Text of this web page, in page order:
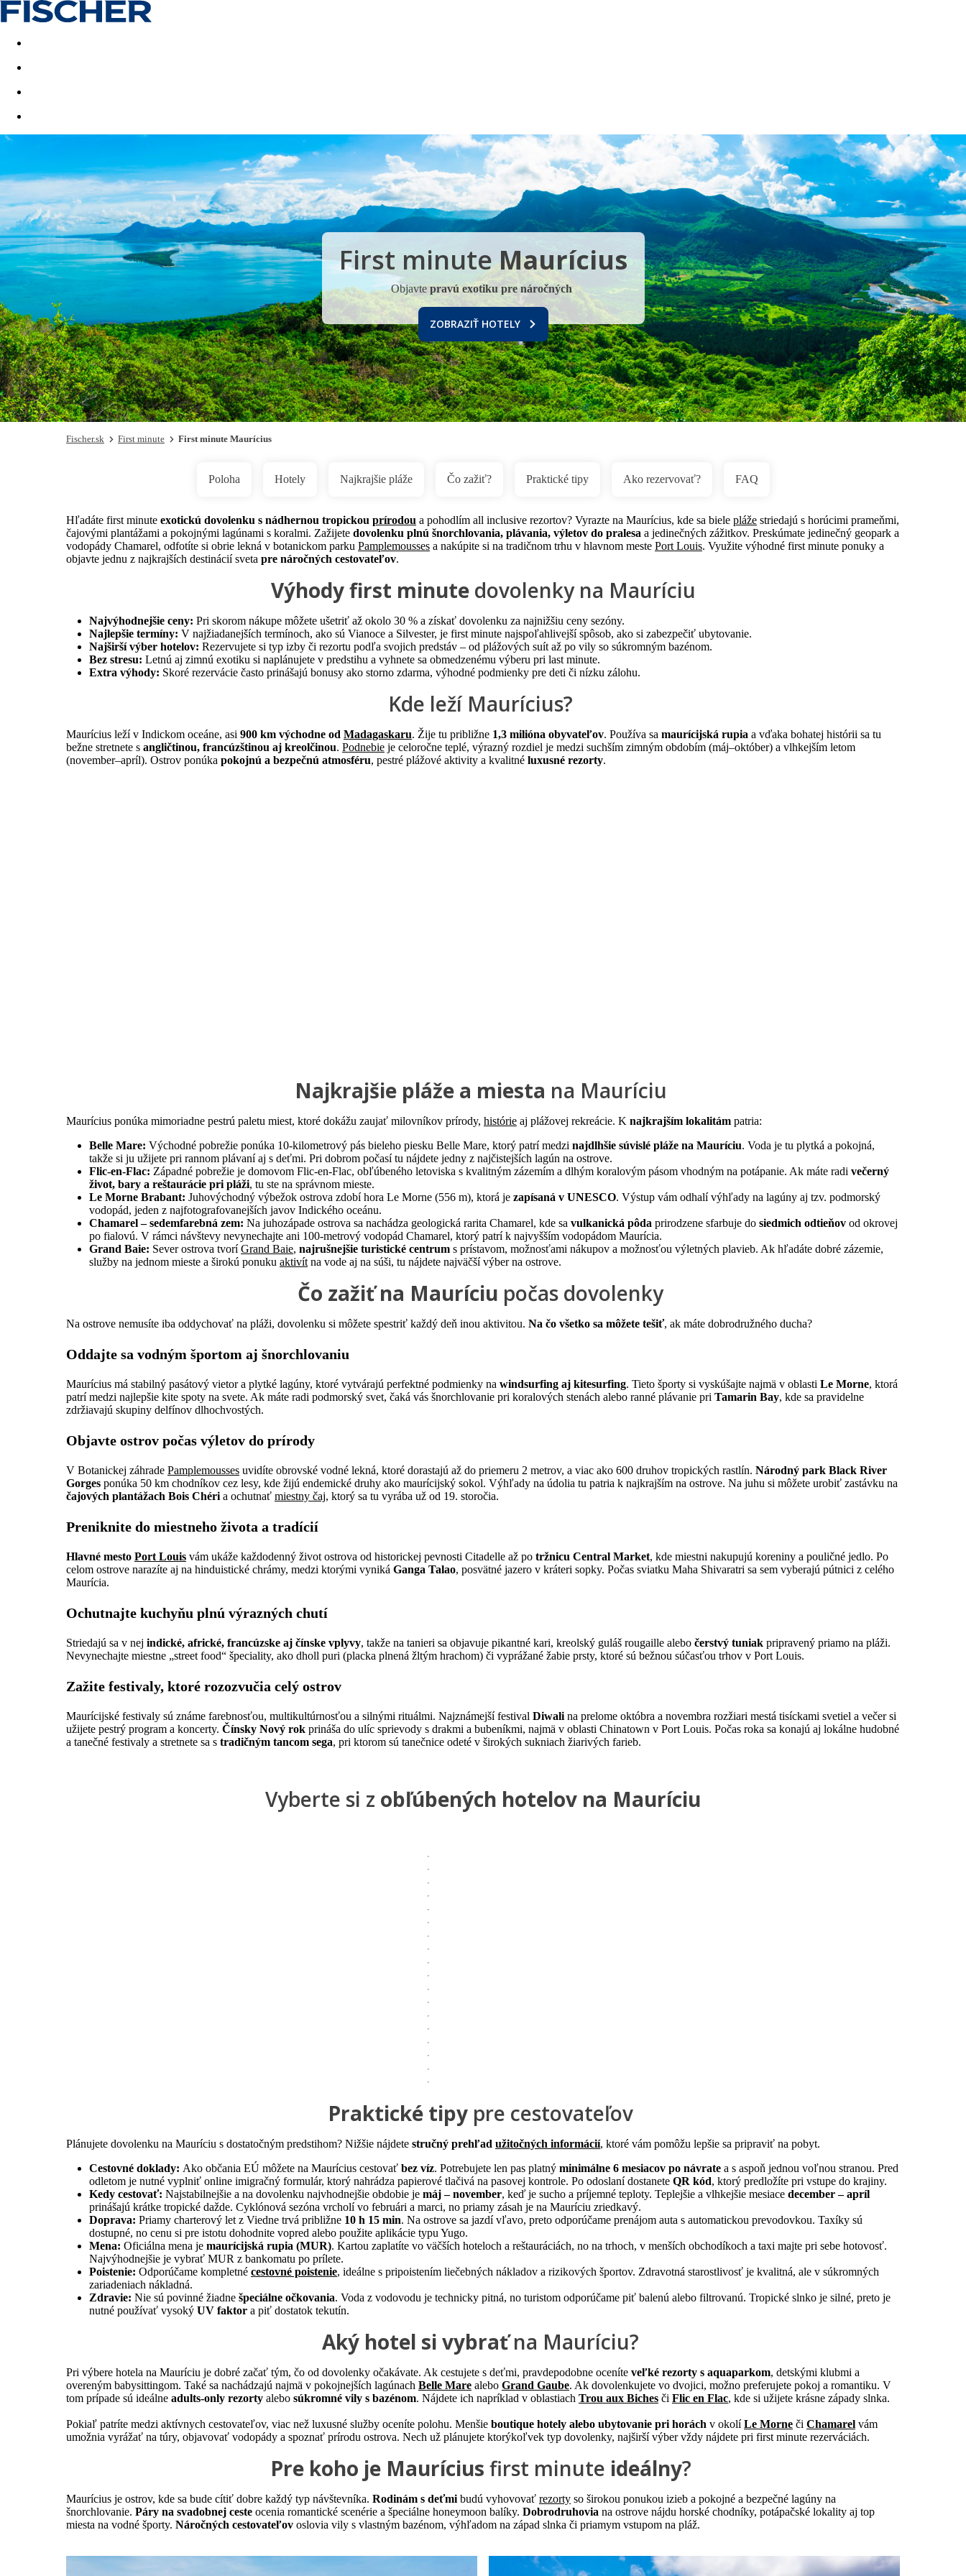
Last minute Dovolenkové kluby
First minuteMaurícius
Objavtepravú exotiku pre náročných
ZOBRAZIŤ HOTELY
Fischer.sk First minute First minute Maurícius
Poloha Hotely Najkrajšie pláže Čo zažiť? Praktické tipy Ako rezervovať? FAQ
Hľadáte first minute exotickú dovolenku s nádhernou tropickou prírodou a pohodlím all inclusive rezortov? Vyrazte na Maurícius, kde sa biele pláže striedajú s horúcimi prameňmi,
čajovými plantážami a pokojnými lagúnami s koralmi. Zažijete dovolenku plnú šnorchlovania, plávania, výletov do pralesa a jedinečných zážitkov. Preskúmate jedinečný geopark a
vodopády Chamarel, odfotíte si obrie lekná v botanickom parku Pamplemousses a nakúpite si na tradičnom trhu v hlavnom meste Port Louis. Využite výhodné first minute ponuky a
objavte jednu z najkrajších destinácií sveta pre náročných cestovateľov.
Výhody first minutedovolenky na Mauríciu
Najvýhodnejšie ceny: Pri skorom nákupe môžete ušetriť až okolo 30 % a získať dovolenku za najnižšiu ceny sezóny.
Najlepšie termíny: V najžiadanejších termínoch, ako sú Vianoce a Silvester, je first minute najspoľahlivejší spôsob, ako si zabezpečiť ubytovanie.
Najširší výber hotelov: Rezervujete si typ izby či rezortu podľa svojich predstáv – od plážových suít až po vily so súkromným bazénom.
Bez stresu: Letnú aj zimnú exotiku si naplánujete v predstihu a vyhnete sa obmedzenému výberu pri last minute.
Extra výhody: Skoré rezervácie často prinášajú bonusy ako storno zdarma, výhodné podmienky pre deti či nízku zálohu.
Kde leží Maurícius?
Maurícius leží v Indickom oceáne, asi 900 km východne od Madagaskaru. Žije tu približne 1,3 milióna obyvateľov. Používa sa maurícijská rupia a vďaka bohatej histórii sa tu
bežne stretnete s angličtinou, francúzštinou aj kreolčinou. Podnebie je celoročne teplé, výrazný rozdiel je medzi suchším zimným obdobím (máj–október) a vlhkejším letom
(november–apríl). Ostrov ponúka pokojnú a bezpečnú atmosféru, pestré plážové aktivity a kvalitné luxusné rezorty.
Najkrajšie pláže a miesta na Mauríciu
Maurícius ponúka mimoriadne pestrú paletu miest, ktoré dokážu zaujať milovníkov prírody, histórie aj plážovej rekreácie. K najkrajším lokalitám patria:
Belle Mare: Východné pobrežie ponúka 10-kilometrový pás bieleho piesku Belle Mare, ktorý patrí medzi najdlhšie súvislé pláže na Mauríciu. Voda je tu plytká a pokojná,
takže si ju užijete pri rannom plávaní aj s deťmi. Pri dobrom počasí tu nájdete jedny z najčistejších lagún na ostrove.
Flic-en-Flac: Západné pobrežie je domovom Flic-en-Flac, obľúbeného letoviska s kvalitným zázemím a dlhým koralovým pásom vhodným na potápanie. Ak máte radi večerný
život, bary a reštaurácie pri pláži, tu ste na správnom mieste.
Le Morne Brabant: Juhovýchodný výbežok ostrova zdobí hora Le Morne (556 m), ktorá je zapísaná v UNESCO. Výstup vám odhalí výhľady na lagúny aj tzv. podmorský
vodopád, jeden z najfotografovanejších javov Indického oceánu.
Chamarel – sedemfarebná zem: Na juhozápade ostrova sa nachádza geologická rarita Chamarel, kde sa vulkanická pôda prirodzene sfarbuje do siedmich odtieňov od okrovej
po fialovú. V rámci návštevy nevynechajte ani 100-metrový vodopád Chamarel, ktorý patrí k najvyšším vodopádom Maurícia.
Grand Baie: Sever ostrova tvoríGrand Baie, najrušnejšie turistické centrum s prístavom, možnosťami nákupov a možnosťou výletných plavieb. Ak hľadáte dobré zázemie,
služby na jednom mieste a širokú ponuku aktivít na vode aj na súši, tu nájdete najväčší výber na ostrove.
Čo zažiť na Mauríciu počas dovolenky
Na ostrove nemusíte iba oddychovať na pláži, dovolenku si môžete spestriť každý deň inou aktivitou. Na čo všetko sa môžete tešiť, ak máte dobrodružného ducha?
Oddajte sa vodným športom aj šnorchlovaniu
Maurícius má stabilný pasátový vietor a plytké lagúny, ktoré vytvárajú perfektné podmienky na windsurfing aj kitesurfing. Tieto športy si vyskúšajte najmä v oblasti Le Morne, ktorá
patrí medzi najlepšie kite spoty na svete. Ak máte radi podmorský svet, čaká vás šnorchlovanie pri koralových stenách alebo ranné plávanie pri Tamarin Bay, kde sa pravidelne
zdržiavajú skupiny delfínov dlhochvostých.
Objavte ostrov počas výletov do prírody
V Botanickej záhrade Pamplemousses uvidíte obrovské vodné lekná, ktoré dorastajú až do priemeru 2 metrov, a viac ako 600 druhov tropických rastlín. Národný park Black River
Gorges ponúka 50 km chodníkov cez lesy, kde žijú endemické druhy ako maurícijský sokol. Výhľady na údolia tu patria k najkrajším na ostrove. Na juhu si môžete urobiť zastávku na
čajových plantážach Bois Chéri a ochutnať miestny čaj, ktorý sa tu vyrába už od 19. storočia.
Preniknite do miestneho života a tradícií
Hlavné mesto Port Louis vám ukáže každodenný život ostrova od historickej pevnosti Citadelle až po tržnicu Central Market, kde miestni nakupujú koreniny a pouličné jedlo. Po
celom ostrove narazíte aj na hinduistické chrámy, medzi ktorými vyniká Ganga Talao, posvätné jazero v kráteri sopky. Počas sviatku Maha Shivaratri sa sem vyberajú pútnici z celého
Maurícia.
Ochutnajte kuchyňu plnú výrazných chutí
Striedajú sa v nej indické, africké, francúzske aj čínske vplyvy, takže na tanieri sa objavuje pikantné kari, kreolský guláš rougaille alebo čerstvý tuniak pripravený priamo na pláži.
Nevynechajte miestne „street food“ špeciality, ako dholl puri (placka plnená žltým hrachom) či vyprážané žabie prsty, ktoré sú bežnou súčasťou trhov v Port Louis.
Zažite festivaly, ktoré rozozvučia celý ostrov
Maurícijské festivaly sú známe farebnosťou, multikultúrnosťou a silnými rituálmi. Najznámejší festival Diwali na prelome októbra a novembra rozžiari mestá tisíckami svetiel a večer si
užijete pestrý program a koncerty. Čínsky Nový rok prináša do ulíc sprievody s drakmi a bubeníkmi, najmä v oblasti Chinatown v Port Louis. Počas roka sa konajú aj lokálne hudobné
a tanečné festivaly a stretnete sa s tradičným tancom sega, pri ktorom sú tanečnice odeté v širokých sukniach žiarivých farieb.
Vyberte si z obľúbených hotelov na Mauríciu
Praktické tipy pre cestovateľov
Plánujete dovolenku na Mauríciu s dostatočným predstihom? Nižšie nájdete stručný prehľad užitočných informácií, ktoré vám pomôžu lepšie sa pripraviť na pobyt.
Cestovné doklady: Ako občania EÚ môžete na Maurícius cestovať bez víz. Potrebujete len pas platný minimálne 6 mesiacov po návrate a s aspoň jednou voľnou stranou. Pred
odletom je nutné vyplniť online imigračný formulár, ktorý nahrádza papierové tlačivá na pasovej kontrole. Po odoslaní dostanete QR kód, ktorý predložíte pri vstupe do krajiny.
Kedy cestovať: Najstabilnejšie a na dovolenku najvhodnejšie obdobie je máj – november, keď je sucho a príjemné teploty. Teplejšie a vlhkejšie mesiace december – apríl
prinášajú krátke tropické dažde. Cyklónová sezóna vrcholí vo februári a marci, no priamy zásah je na Mauríciu zriedkavý.
Doprava: Priamy charterový let z Viedne trvá približne 10 h 15 min. Na ostrove sa jazdí vľavo, preto odporúčame prenájom auta s automatickou prevodovkou. Taxíky sú
dostupné, no cenu si pre istotu dohodnite vopred alebo použite aplikácie typu Yugo.
Mena: Oficiálna mena je maurícijská rupia (MUR). Kartou zaplatíte vo väčších hoteloch a reštauráciách, no na trhoch, v menších obchodíkoch a taxi majte pri sebe hotovosť.
Najvýhodnejšie je vybrať MUR z bankomatu po prílete.
Poistenie: Odporúčame kompletné cestovné poistenie, ideálne s pripoistením liečebných nákladov a rizikových športov. Zdravotná starostlivosť je kvalitná, ale v súkromných
zariadeniach nákladná.
Zdravie: Nie sú povinné žiadne špeciálne očkovania. Voda z vodovodu je technicky pitná, no turistom odporúčame piť balenú alebo filtrovanú. Tropické slnko je silné, preto je
nutné používať vysoký UV faktor a piť dostatok tekutín.
Aký hotel si vybraťna Mauríciu?
Pri výbere hotela na Mauríciu je dobré začať tým, čo od dovolenky očakávate. Ak cestujete s deťmi, pravdepodobne oceníte veľké rezorty s aquaparkom, detskými klubmi a
overeným babysittingom. Také sa nachádzajú najmä v pokojnejších lagúnach Belle Mare alebo Grand Gaube. Ak dovolenkujete vo dvojici, možno preferujete pokoj a romantiku. V
tom prípade sú ideálne adults-only rezorty alebo súkromné vily s bazénom. Nájdete ich napríklad v oblastiach Trou aux Biches či Flic en Flac, kde si užijete krásne západy slnka.
Pokiaľ patríte medzi aktívnych cestovateľov, viac než luxusné služby oceníte polohu. Menšie boutique hotely alebo ubytovanie pri horách v okolíLe Morne či Chamarel vám
umožnia vyrážať na túry, objavovať vodopády a spoznať prírodu ostrova. Nech už plánujete ktorýkoľvek typ dovolenky, najširší výber vždy nájdete pri first minute rezerváciách.
Pre koho je Maurícius first minute ideálny?
Maurícius je ostrov, kde sa bude cítiť dobre každý typ návštevníka. Rodinám s deťmi budú vyhovovať rezorty so širokou ponukou izieb a pokojné a bezpečné lagúny na
šnorchlovanie. Páry na svadobnej ceste ocenia romantické scenérie a špeciálne honeymoon balíky. Dobrodruhovia na ostrove nájdu horské chodníky, potápačské lokality aj top
miesta na vodné športy. Náročných cestovateľov oslovia vily s vlastným bazénom, výhľadom na západ slnka či priamym vstupom na pláž.